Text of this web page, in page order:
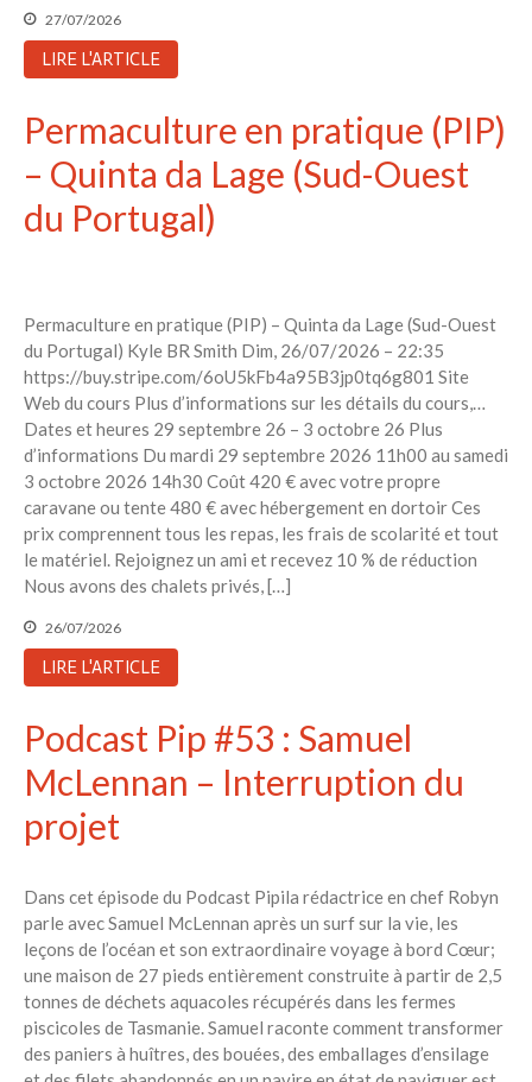
27/07/2026
LIRE L'ARTICLE
Permaculture en pratique (PIP)
– Quinta da Lage (Sud-Ouest
du Portugal)
Permaculture en pratique (PIP) – Quinta da Lage (Sud-Ouest
du Portugal) Kyle BR Smith Dim, 26/07/2026 – 22:35
https://buy.stripe.com/6oU5kFb4a95B3jp0tq6g801 Site
Web du cours Plus d’informations sur les détails du cours,…
Dates et heures 29 septembre 26 – 3 octobre 26 Plus
d’informations Du mardi 29 septembre 2026 11h00 au samedi
3 octobre 2026 14h30 Coût 420 € avec votre propre
caravane ou tente 480 € avec hébergement en dortoir Ces
prix comprennent tous les repas, les frais de scolarité et tout
le matériel. Rejoignez un ami et recevez 10 % de réduction
Nous avons des chalets privés, […]
26/07/2026
LIRE L'ARTICLE
Podcast Pip #53 : Samuel
McLennan – Interruption du
projet
Dans cet épisode du Podcast Pipila rédactrice en chef Robyn
parle avec Samuel McLennan après un surf sur la vie, les
leçons de l’océan et son extraordinaire voyage à bord Cœur;
une maison de 27 pieds entièrement construite à partir de 2,5
tonnes de déchets aquacoles récupérés dans les fermes
piscicoles de Tasmanie. Samuel raconte comment transformer
des paniers à huîtres, des bouées, des emballages d’ensilage